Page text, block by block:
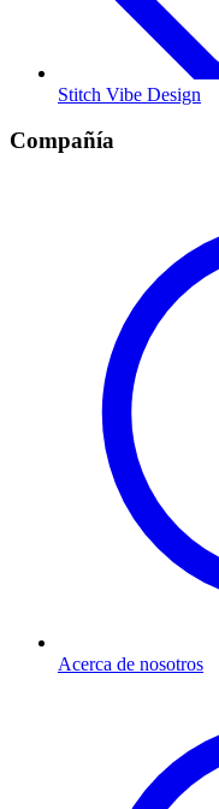
Stitch Vibe Design
Compañía
Acerca de nosotros